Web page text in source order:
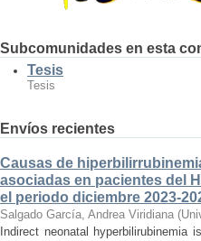
Subcomunidades en esta
Tesis
Tesis
Envíos recientes
Causas de
asociadas en pacientes del
el periodo diciembre 2023-
Salgado García, Andrea Viridiana (
Indirect neonatal